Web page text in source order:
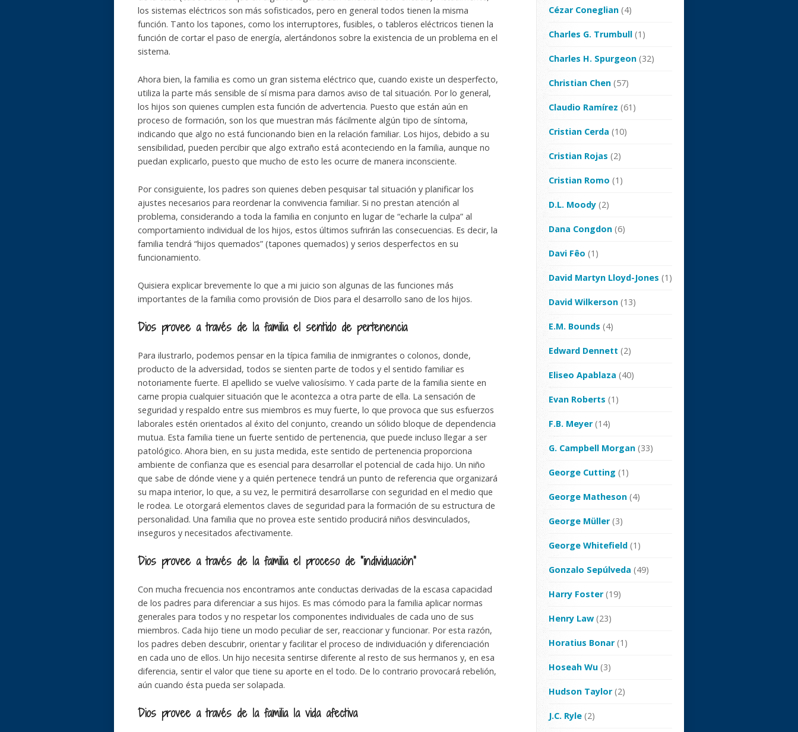
los sistemas eléctricos son más sofisticados, pero en general todos tienen la misma
función. Tanto los tapones, como los interruptores, fusibles, o tableros eléctricos tienen la
función de cortar el paso de energía, alertándonos sobre la existencia de un problema en el
sistema.
Ahora bien, la familia es como un gran sistema eléctrico que, cuando existe un desperfecto,
utiliza la parte más sensible de sí misma para darnos aviso de tal situación. Por lo general,
los hijos son quienes cumplen esta función de advertencia. Puesto que están aún en
proceso de formación, son los que muestran más fácilmente algún tipo de síntoma,
indicando que algo no está funcionando bien en la relación familiar. Los hijos, debido a su
sensibilidad, pueden percibir que algo extraño está aconteciendo en la familia, aunque no
puedan explicarlo, puesto que mucho de esto les ocurre de manera inconsciente.
Por consiguiente, los padres son quienes deben pesquisar tal situación y planificar los
ajustes necesarios para reordenar la convivencia familiar. Si no prestan atención al
problema, considerando a toda la familia en conjunto en lugar de “echarle la culpa” al
comportamiento individual de los hijos, estos últimos sufrirán las consecuencias. Es decir, la
familia tendrá “hijos quemados” (tapones quemados) y serios desperfectos en su
funcionamiento.
Quisiera explicar brevemente lo que a mi juicio son algunas de las funciones más
importantes de la familia como provisión de Dios para el desarrollo sano de los hijos.
Dios provee a través de la familia el sentido de pertenencia
Para ilustrarlo, podemos pensar en la típica familia de inmigrantes o colonos, donde,
producto de la adversidad, todos se sienten parte de todos y el sentido familiar es
notoriamente fuerte. El apellido se vuelve valiosísimo. Y cada parte de la familia siente en
carne propia cualquier situación que le acontezca a otra parte de ella. La sensación de
seguridad y respaldo entre sus miembros es muy fuerte, lo que provoca que sus esfuerzos
laborales estén orientados al éxito del conjunto, creando un sólido bloque de dependencia
mutua. Esta familia tiene un fuerte sentido de pertenencia, que puede incluso llegar a ser
patológico. Ahora bien, en su justa medida, este sentido de pertenencia proporciona
ambiente de confianza que es esencial para desarrollar el potencial de cada hijo. Un niño
que sabe de dónde viene y a quién pertenece tendrá un punto de referencia que organizará
su mapa interior, lo que, a su vez, le permitirá desarrollarse con seguridad en el medio que
le rodea. Le otorgará elementos claves de seguridad para la formación de su estructura de
personalidad. Una familia que no provea este sentido producirá niños desvinculados,
inseguros y necesitados afectivamente.
Dios provee a través de la familia el proceso de “individuación”
Con mucha frecuencia nos encontramos ante conductas derivadas de la escasa capacidad
de los padres para diferenciar a sus hijos. Es mas cómodo para la familia aplicar normas
generales para todos y no respetar los componentes individuales de cada uno de sus
miembros. Cada hijo tiene un modo peculiar de ser, reaccionar y funcionar. Por esta razón,
los padres deben descubrir, orientar y facilitar el proceso de individuación y diferenciación
en cada uno de ellos. Un hijo necesita sentirse diferente al resto de sus hermanos y, en esa
diferencia, sentir el valor que tiene su aporte en el todo. De lo contrario provocará rebelión,
aún cuando ésta pueda ser solapada.
Dios provee a través de la familia la vida afectiva
Cézar Coneglian (4)
Charles G. Trumbull (1)
Charles H. Spurgeon (32)
Christian Chen (57)
Claudio Ramírez (61)
Cristian Cerda (10)
Cristian Rojas (2)
Cristian Romo (1)
D.L. Moody (2)
Dana Congdon (6)
Davi Fêo (1)
David Martyn Lloyd-Jones (1)
David Wilkerson (13)
E.M. Bounds (4)
Edward Dennett (2)
Eliseo Apablaza (40)
Evan Roberts (1)
F.B. Meyer(14)
G. Campbell Morgan (33)
George Cutting (1)
George Matheson (4)
George Müller(3)
George Whitefield (1)
Gonzalo Sepúlveda (49)
Harry Foster(19)
Henry Law (23)
Horatius Bonar(1)
Hoseah Wu (3)
Hudson Taylor(2)
J.C. Ryle (2)